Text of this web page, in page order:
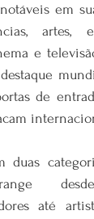
em
artes,
e
de
duas
até